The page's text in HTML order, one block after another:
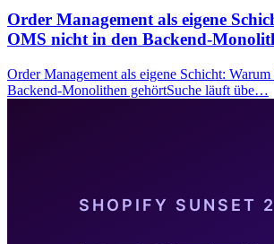
Order Management als eigene
OMS nicht in den Backend-
Order Management als eigene Schicht:
Backend-Monolithen gehörtSuche läuft übe…